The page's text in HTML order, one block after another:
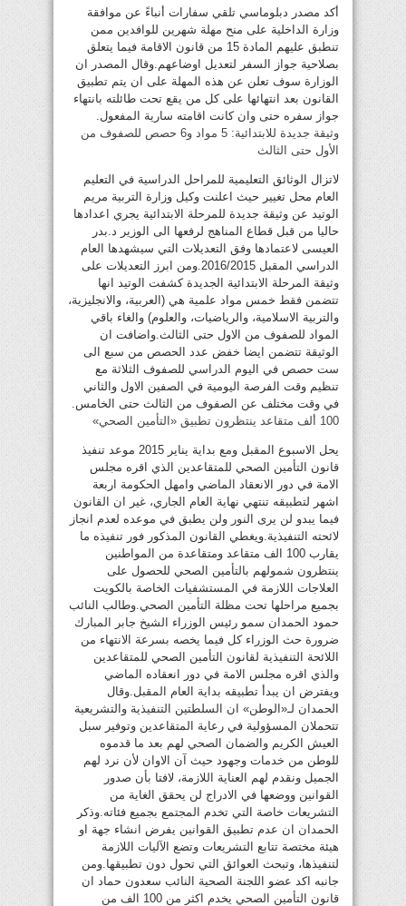
أكد مصدر دبلوماسي تلقي سفارات أنباءً عن موافقة
وزارة الداخلية على منح مهلة شهرين للوافدين ممن
تنطبق عليهم المادة 15 من قانون الاقامة فيما يتعلق
بصلاحية جواز السفر لتعديل اوضاعهم.وقال المصدر ان
الوزارة سوف تعلن عن هذه المهلة على ان يتم تطبيق
القانون بعد انتهائها على كل من يقع تحت طائلته بانتهاء
جواز سفره حتى وان كانت اقامته سارية المفعول.
وثيقة جديدة للابتدائية: 5 مواد و6 حصص للصفوف من
الأول حتى الثالث
لاتزال الوثائق التعليمية للمراحل الدراسية في التعليم
العام محل تغيير حيث اعلنت وكيل وزارة التربية مريم
الوتيد عن وثيقة جديدة للمرحلة الابتدائية يجري اعدادها
حاليا من قبل قطاع المناهج لرفعها الى الوزير د.بدر
العيسى لاعتمادها وفق التعديلات التي سيشهدها العام
الدراسي المقبل 2016/2015.ومن ابرز التعديلات على
وثيقة المرحلة الابتدائية الجديدة كشفت الوتيد انها
تتضمن فقط خمس مواد علمية هي (العربية، والانجليزية،
والتربية الاسلامية، والرياضيات، والعلوم) والغاء باقي
المواد للصفوف من الاول حتى الثالث.واضافت ان
الوثيقة تتضمن ايضا خفض عدد الحصص من سبع الى
ست حصص في اليوم الدراسي للصفوف الثلاثة مع
تنظيم وقت الفرصة اليومية في الصفين الاول والثاني
في وقت مختلف عن الصفوف من الثالث حتى الخامس.
100 ألف متقاعد ينتظرون تطبيق «التأمين الصحي»
يحل الاسبوع المقبل ومع بداية يناير 2015 موعد تنفيذ
قانون التأمين الصحي للمتقاعدين الذي اقره مجلس
الامة في دور الانعقاد الماضي وامهل الحكومة اربعة
اشهر لتطبيقه تنتهي نهاية العام الجاري، غير ان القانون
فيما يبدو لن يرى النور ولن يطبق في موعده لعدم انجاز
لائحته التنفيذية.ويغطي القانون المذكور فور تنفيذه ما
يقارب 100 الف متقاعد ومتقاعدة من المواطنين
ينتظرون شمولهم بالتأمين الصحي للحصول على
العلاجات اللازمة في المستشفيات الخاصة بالكويت
بجميع مراحلها تحت مظلة التأمين الصحي.وطالب النائب
حمود الحمدان سمو رئيس الوزراء الشيخ جابر المبارك
ضرورة حث الوزراء كل فيما يخصه بسرعة الانتهاء من
اللائحة التنفيذية لقانون التأمين الصحي للمتقاعدين
والذي اقره مجلس الامة في دور انعقاده الماضي
ويفترض ان يبدأ تطبيقه بداية العام المقبل.وقال
الحمدان لـ«الوطن» ان السلطتين التنفيذية والتشريعية
تتحملان المسؤولية في رعاية المتقاعدين وتوفير سبل
العيش الكريم والضمان الصحي لهم بعد ما قدموه
للوطن من خدمات وجهود حيث آن الاوان لأن نرد لهم
الجميل ونقدم لهم العناية اللازمة، لافتا بأن صدور
القوانين ووضعها في الادراج لن يحقق الغاية من
التشريعات خاصة التي تخدم المجتمع بجميع فئاته.وذكر
الحمدان ان عدم تطبيق القوانين يفرض انشاء جهة او
هيئة مختصة تتابع التشريعات وتضع الآليات اللازمة
لتنفيذها، وتبحث العوائق التي تحول دون تطبيقها.ومن
جانبه اكد عضو اللجنة الصحية النائب سعدون حماد ان
قانون التأمين الصحي يخدم اكثر من 100 الف من